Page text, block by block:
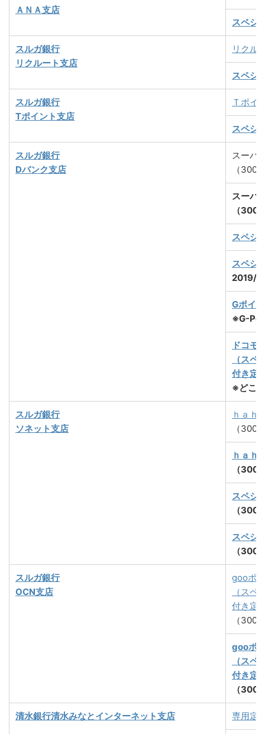
ＡＮＡ支店
スペシ
スルガ銀行
リクルート支店
リクル
スペシ
スルガ銀行
Tポイント支店
Ｔポイ
スペシ
スルガ銀行
Dバンク支店
スーパ
（300
スーパ
（300
スペシ
スペシ
2019/
Gポイ
※G-
ドコモ
（スペ
付き定
※どこ
スルガ銀行
ソネット支店
ｈａｈ
（300
ｈａｈ
（300
スペシ
（300
スペシ
（300
スルガ銀行
OCN支店
gooポ
（スペ
付き定
（300
gooポ
（スペ
付き定
（300
清水銀行清水みなとインターネット支店 専用定